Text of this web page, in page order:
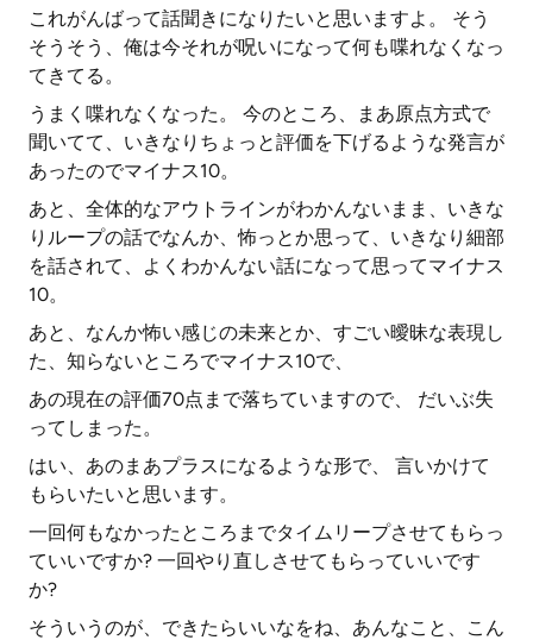
これがんばって話聞きになりたいと思いますよ。 そう
そうそう、俺は今それが呪いになって何も喋れなくなっ
てきてる。
うまく喋れなくなった。 今のところ、まあ原点方式で
聞いてて、いきなりちょっと評価を下げるような発言が
あったのでマイナス10。
あと、全体的なアウトラインがわかんないまま、いきな
りループの話でなんか、怖っとか思って、いきなり細部
を話されて、よくわかんない話になって思ってマイナス
10。
あと、なんか怖い感じの未来とか、すごい曖昧な表現し
た、知らないところでマイナス10で、
あの現在の評価70点まで落ちていますので、 だいぶ失
ってしまった。
はい、あのまあプラスになるような形で、 言いかけて
もらいたいと思います。
一回何もなかったところまでタイムリープさせてもらっ
ていいですか? 一回やり直しさせてもらっていいです
か?
そういうのが、できたらいいなをね、あんなこと、こん